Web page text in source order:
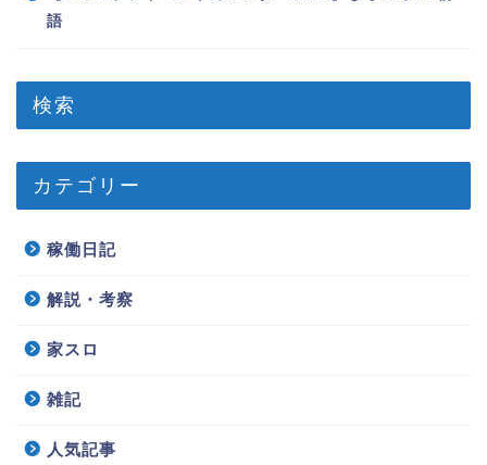
語
検索
カテゴリー
稼働日記
解説・考察
家スロ
雑記
人気記事